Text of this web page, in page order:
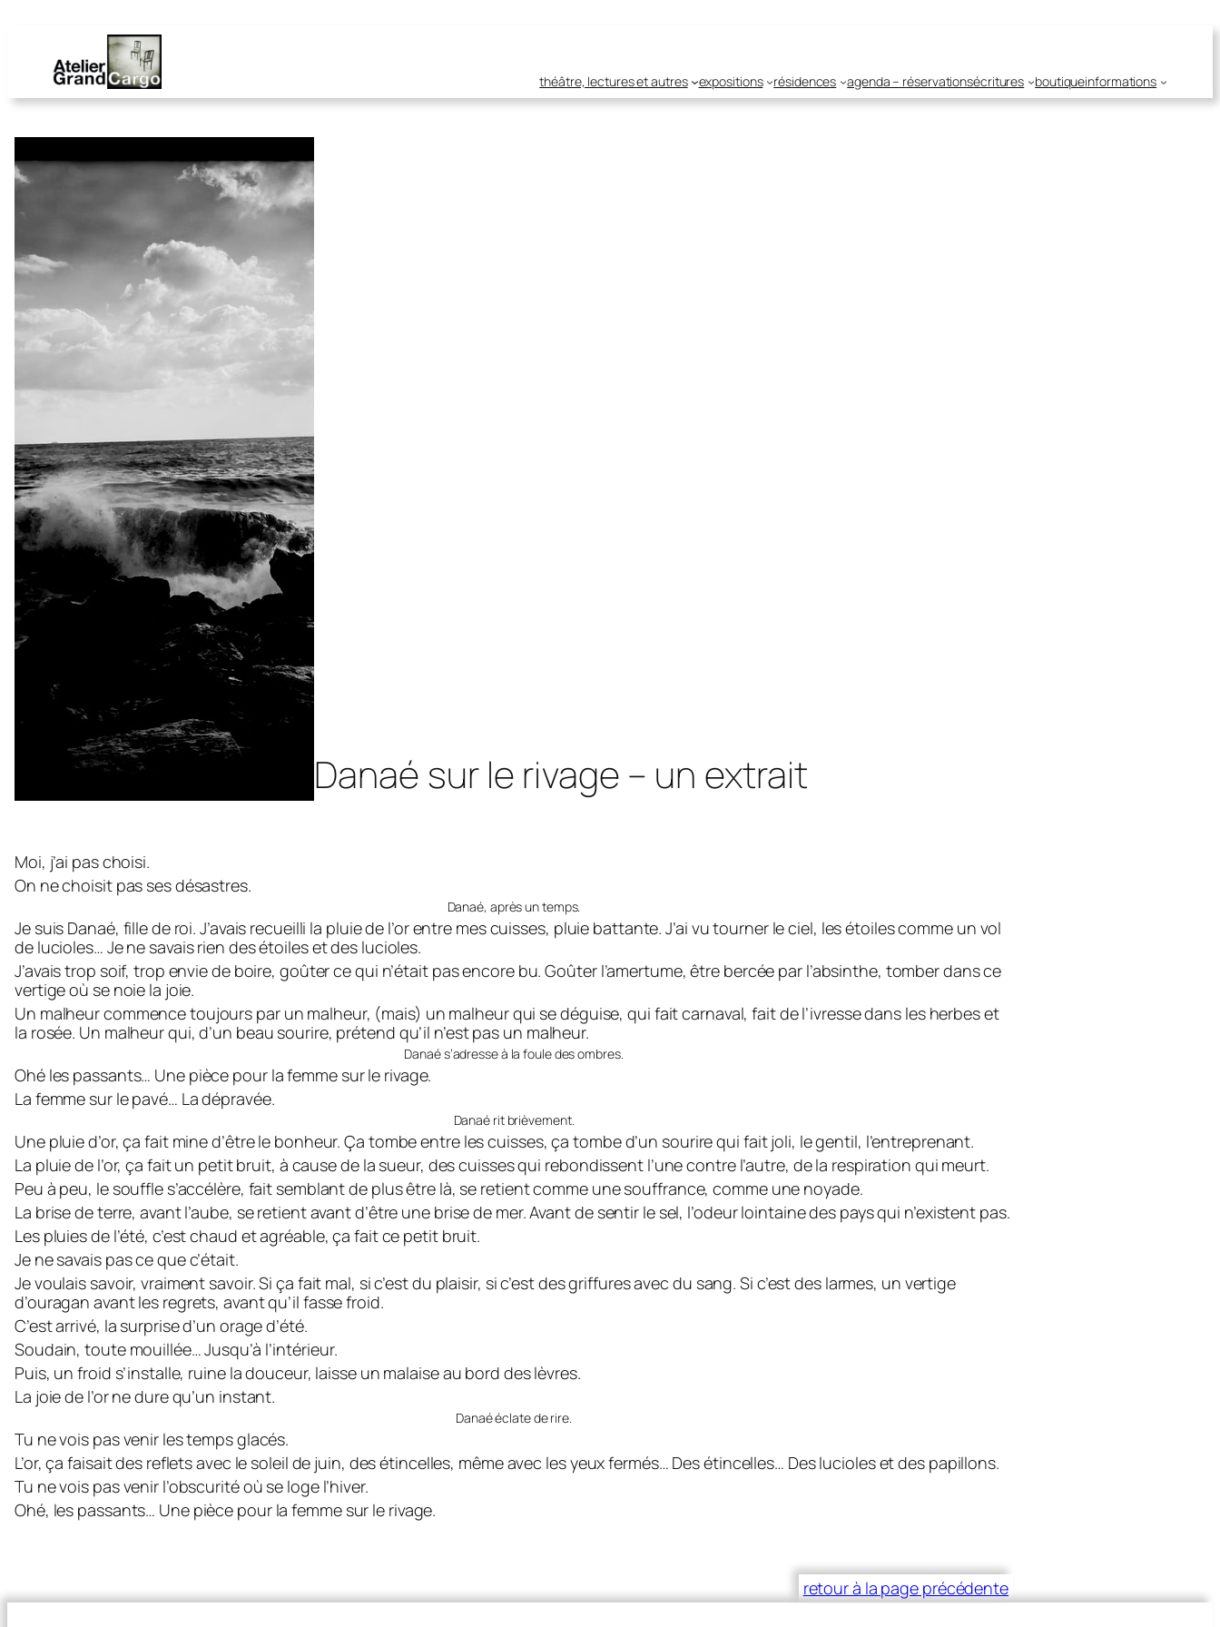
théâtre, lectures et autres expositions résidences agenda – réservationsécritures boutiqueinformations
Danaé sur le rivage – un extrait
Moi, j’ai pas choisi.
On ne choisit pas ses désastres.
Danaé, après un temps.
Je suis Danaé, fille de roi. J’avais recueilli la pluie de l’or entre mes cuisses, pluie battante. J’ai vu tourner le ciel, les étoiles comme un vol
de lucioles… Je ne savais rien des étoiles et des lucioles.
J’avais trop soif, trop envie de boire, goûter ce qui n’était pas encore bu. Goûter l’amertume, être bercée par l’absinthe, tomber dans ce
vertige où se noie la joie.
Un malheur commence toujours par un malheur, (mais) un malheur qui se déguise, qui fait carnaval, fait de l’ivresse dans les herbes et
la rosée. Un malheur qui, d’un beau sourire, prétend qu’il n’est pas un malheur.
Danaé s’adresse à la foule des ombres.
Ohé les passants… Une pièce pour la femme sur le rivage.
La femme sur le pavé… La dépravée.
Danaé rit brièvement.
Une pluie d’or, ça fait mine d’être le bonheur. Ça tombe entre les cuisses, ça tombe d’un sourire qui fait joli, le gentil, l’entreprenant.
La pluie de l’or, ça fait un petit bruit, à cause de la sueur, des cuisses qui rebondissent l’une contre l’autre, de la respiration qui meurt.
Peu à peu, le souffle s’accélère, fait semblant de plus être là, se retient comme une souffrance, comme une noyade.
La brise de terre, avant l’aube, se retient avant d’être une brise de mer. Avant de sentir le sel, l’odeur lointaine des pays qui n’existent pas.
Les pluies de l’été, c’est chaud et agréable, ça fait ce petit bruit.
Je ne savais pas ce que c’était.
Je voulais savoir, vraiment savoir. Si ça fait mal, si c’est du plaisir, si c’est des griffures avec du sang. Si c’est des larmes, un vertige
d’ouragan avant les regrets, avant qu’il fasse froid.
C’est arrivé, la surprise d’un orage d’été.
Soudain, toute mouillée… Jusqu’à l’intérieur.
Puis, un froid s’installe, ruine la douceur, laisse un malaise au bord des lèvres.
La joie de l’or ne dure qu’un instant.
Danaé éclate de rire.
Tu ne vois pas venir les temps glacés.
L’or, ça faisait des reflets avec le soleil de juin, des étincelles, même avec les yeux fermés… Des étincelles… Des lucioles et des papillons.
Tu ne vois pas venir l’obscurité où se loge l’hiver.
Ohé, les passants… Une pièce pour la femme sur le rivage.
retour à la page précédente